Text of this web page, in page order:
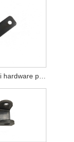
Accessori hardware per mobili parti stampate in metallo